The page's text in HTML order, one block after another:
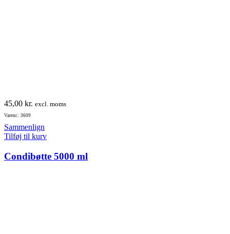
45,00 kr. excl. moms
Varenr.: 3609
Sammenlign
Tilføj til kurv
Condibøtte 5000 ml